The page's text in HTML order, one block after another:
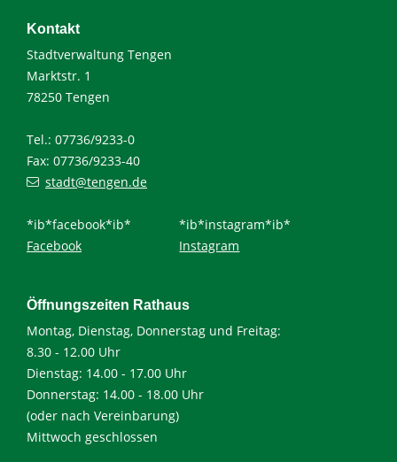
Kontakt
Stadtverwaltung Tengen
Marktstr. 1
78250 Tengen
Tel.: 07736/9233-0
Fax: 07736/9233-40
stadt@tengen.de
*ib*facebook*ib*
Facebook
*ib*instagram*ib*
Instagram
Öffnungszeiten Rathaus
Montag, Dienstag, Donnerstag und Freitag:
8.30 - 12.00 Uhr
Dienstag: 14.00 - 17.00 Uhr
Donnerstag: 14.00 - 18.00 Uhr
(oder nach Vereinbarung)
Mittwoch geschlossen